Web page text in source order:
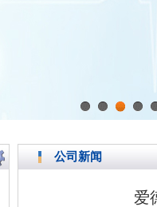
1 2 3 4
公司新闻
爱